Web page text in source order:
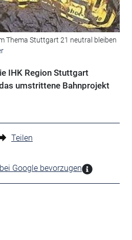
Thema Stuttgart 21 neutral bleiben
IHK Region Stuttgart
umstrittene Bahnprojekt
Teilen
Google bevorzugen